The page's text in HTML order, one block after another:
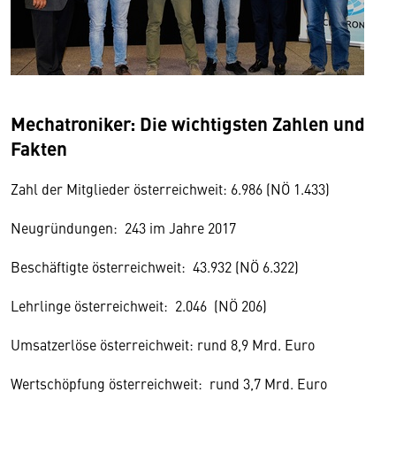
Mechatroniker: Die wichtigsten Zahlen und
Fakten
Zahl der Mitglieder österreichweit: 6.986 (NÖ 1.433)
Neugründungen: 243 im Jahre 2017
Beschäftigte österreichweit: 43.932 (NÖ 6.322)
Lehrlinge österreichweit: 2.046 (NÖ 206)
Umsatzerlöse österreichweit: rund 8,9 Mrd. Euro
Wertschöpfung österreichweit: rund 3,7 Mrd. Euro